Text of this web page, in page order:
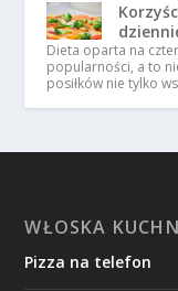
Dieta oparta na
popularności, a to
posiłków nie tylko
WŁOSKA
Pizza na telefon